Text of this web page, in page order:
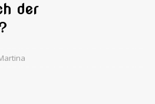
der